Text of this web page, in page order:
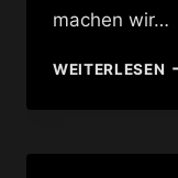
machen wir…
WEITERLESEN